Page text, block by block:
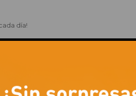
día!
en el stand de la